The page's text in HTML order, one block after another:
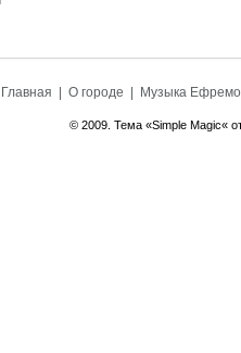
Главная О городе Музыка
© 2009. Тема «Simple Magic«